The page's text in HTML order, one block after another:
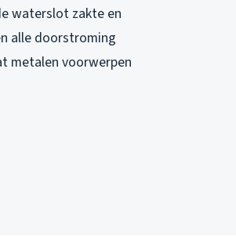
waterslot zakte en
alle doorstroming
metalen voorwerpen